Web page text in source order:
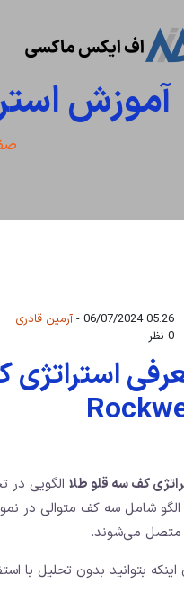
آموزش
05:26 06/07/2024 -
آرمین قادری
0 نظر
کف سه قلو طلا الگویی در
الگو شامل سه کف متوالی در
می‌شوند.
اینکه بتوانید بدون تحلیل با